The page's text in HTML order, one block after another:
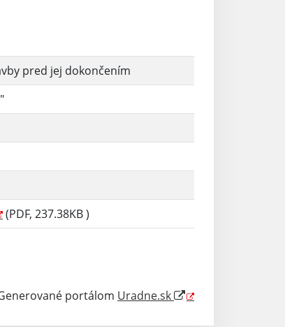
Reset
pred jej dokončením
(PDF, 237.38KB )
portálom Uradne.sk